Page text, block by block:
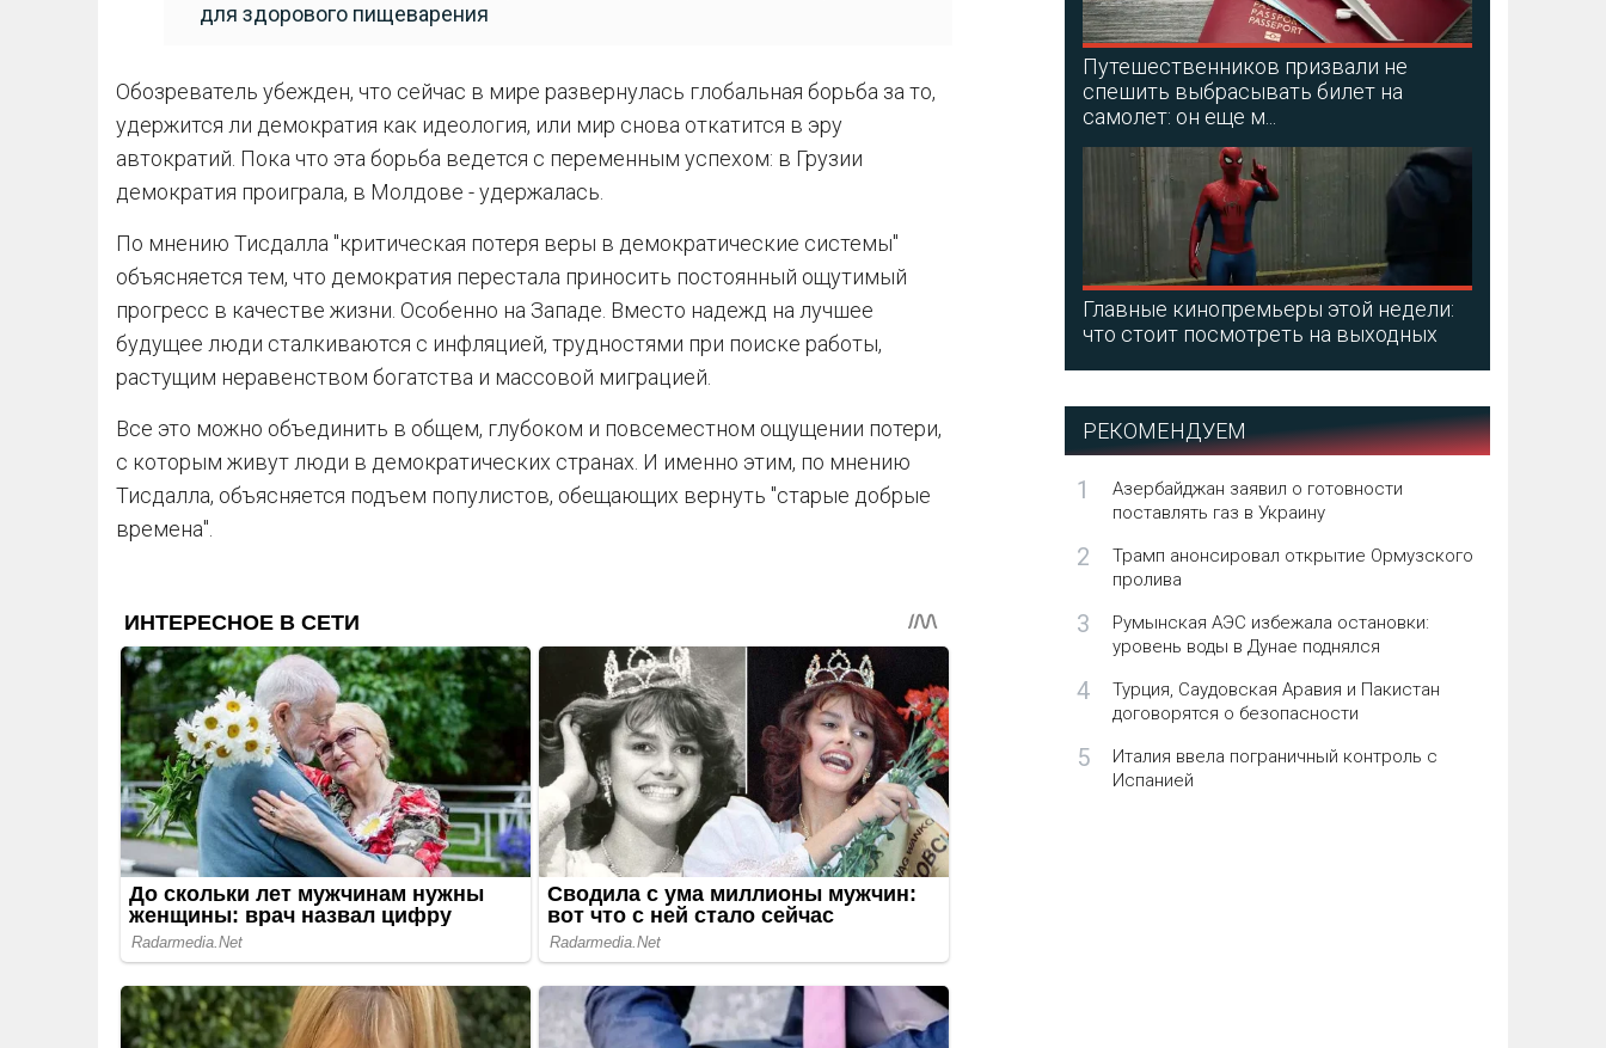
для здорового пищеварения
Обозреватель убежден, что сейчас в мире развернулась глобальная борьба за то,
удержится ли демократия как идеология, или мир снова откатится в эру
автократий. Пока что эта борьба ведется с переменным успехом: в Грузии
демократия проиграла, в Молдове - удержалась.
По мнению Тисдалла "критическая потеря веры в демократические системы"
объясняется тем, что демократия перестала приносить постоянный ощутимый
прогресс в качестве жизни. Особенно на Западе. Вместо надежд на лучшее
будущее люди сталкиваются с инфляцией, трудностями при поиске работы,
растущим неравенством богатства и массовой миграцией.
Все это можно объединить в общем, глубоком и повсеместном ощущении потери,
с которым живут люди в демократических странах. И именно этим, по мнению
Тисдалла, объясняется подъем популистов, обещающих вернуть "старые добрые
времена".
Путешественников призвали не
спешить выбрасывать билет на
самолет: он еще м...
Главные кинопремьеры этой недели:
что стоит посмотреть на выходных
РЕКОМЕНДУЕМ
1
Азербайджан заявил о готовности
поставлять газ в Украину
2
Трамп анонсировал открытие Ормузского
пролива
3
Румынская АЭС избежала остановки:
уровень воды в Дунае поднялся
4
Турция, Саудовская Аравия и Пакистан
договорятся о безопасности
5
Италия ввела пограничный контроль с
Испанией